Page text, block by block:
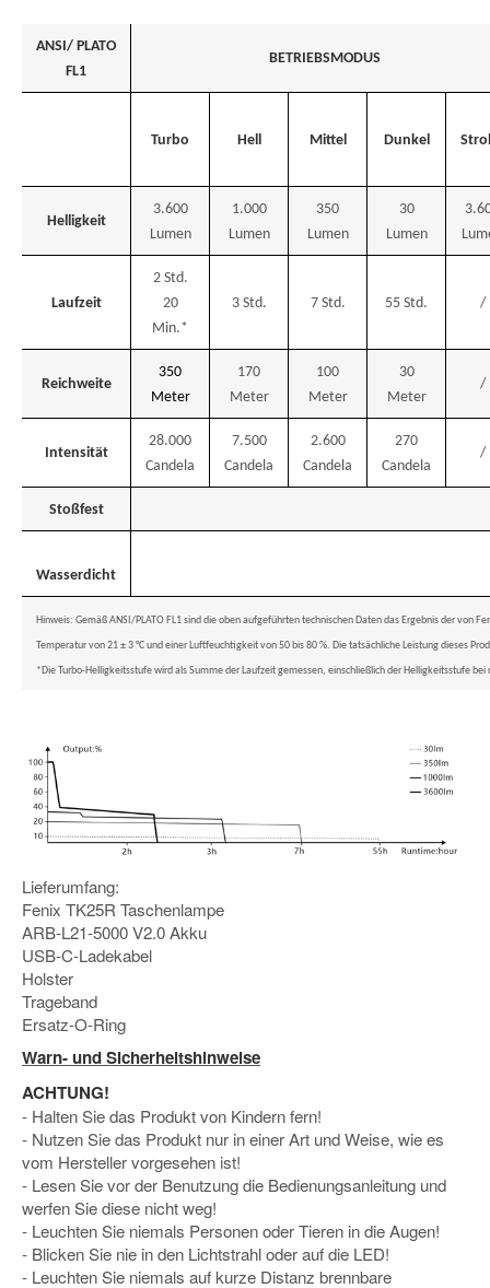
ANSI/ PLATO
FL1
BETRIEBSMODUS
Turbo Hell Mittel Dunkel
Helligkeit
3.600
Lumen
1.000
Lumen
350
Lumen
30
Lumen
Laufzeit
2 Std.
20
Min.*
3 Std. 7 Std. 55 Std. /
Reichweite
350
Meter
170
Meter
100
Meter
30
Meter
/
Intensität
28.000
Candela
7.500
Candela
2.600
Candela
270
Candela
/
Stoßfest
Wasserdicht
Hinweis: Gemäß ANSI/PLATO FL1 sind die oben aufgeführten technischen Daten das Ergebnis der von
Temperatur von 21 ± 3 °C und einer Luftfeuchtigkeit von 50 bis 80 %. Die tatsächliche Leistung dieses
*Die Turbo-Helligkeitsstufe wird als Summe der Laufzeit gemessen, einschließlich der Helligkeitsstufe
Lieferumfang:
Fenix TK25R Taschenlampe
ARB-L21-5000 V2.0 Akku
USB-C-Ladekabel
Holster
Trageband
Ersatz-O-Ring
Warn- und Sicherheitshinweise
ACHTUNG!
- Halten Sie das Produkt von Kindern fern!
- Nutzen Sie das Produkt nur in einer Art und Weise, wie es
vom Hersteller vorgesehen ist!
- Lesen Sie vor der Benutzung die Bedienungsanleitung und
werfen Sie diese nicht weg!
- Leuchten Sie niemals Personen oder Tieren in die Augen!
- Blicken Sie nie in den Lichtstrahl oder auf die LED!
- Leuchten Sie niemals auf kurze Distanz brennbare